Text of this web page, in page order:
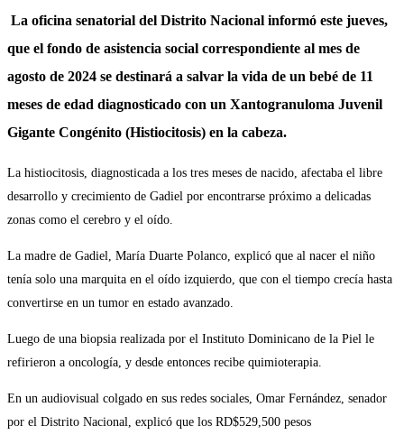
La oficina senatorial del Distrito Nacional informó este jueves,
que el fondo de asistencia social correspondiente al mes de
agosto de 2024 se destinará a salvar la vida de un bebé de 11
meses de edad diagnosticado con un Xantogranuloma Juvenil
Gigante Congénito (Histiocitosis) en la cabeza.
La histiocitosis, diagnosticada a los tres meses de nacido, afectaba el libre
desarrollo y crecimiento de Gadiel por encontrarse próximo a delicadas
zonas como el cerebro y el oído.
La madre de Gadiel, María Duarte Polanco, explicó que al nacer el niño
tenía solo una marquita en el oído izquierdo, que con el tiempo crecía hasta
convertirse en un tumor en estado avanzado.
Luego de una biopsia realizada por el Instituto Dominicano de la Piel le
refirieron a oncología, y desde entonces recibe quimioterapia.
En un audiovisual colgado en sus redes sociales, Omar Fernández, senador
por el Distrito Nacional, explicó que los RD$529,500 pesos